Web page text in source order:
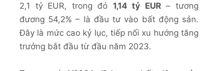
2,1 tỷ EUR, trong đó 1,14 tỷ EUR– tương
đương 54,2% – là đầu tư vào bất động sản.
Đây là mức cao kỷ lục, tiếp nối xu hướng tăng
trưởng bắt đầu từ đầu năm 2023.